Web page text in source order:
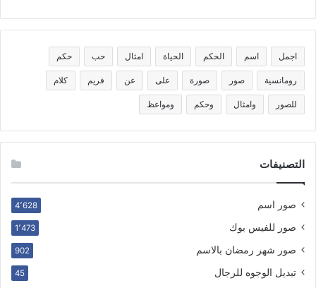
اجمل اسم الحكم الحياة امثال حب حكم
رومانسية صور صورة على عن فريم كلام
للصور وامثال وحكم ومواعظ
التصنيفات
صور اسم 4٬628
صور للفيس بوك 1٬473
صور شهر رمضان بالاسم 902
تبديل الوجوه للرجال 45